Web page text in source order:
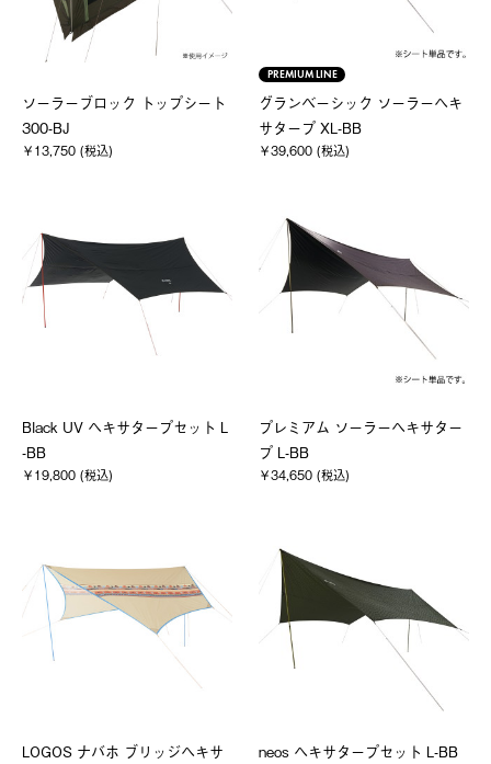
ソーラーブロック トップシート
300-BJ
￥13,750 (税込)
PREMIUM LINE
グランベーシック ソーラーヘキ
サタープ XL-BB
￥39,600 (税込)
Black UV ヘキサタープセット L
-BB
￥19,800 (税込)
プレミアム ソーラーヘキサター
プ L-BB
￥34,650 (税込)
LOGOS ナバホ ブリッジヘキサ
neos ヘキサタープセット L-BB